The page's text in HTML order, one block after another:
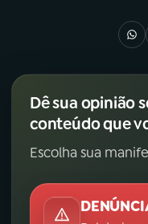
Dê sua opinião
conteúdo que
Escolha sua